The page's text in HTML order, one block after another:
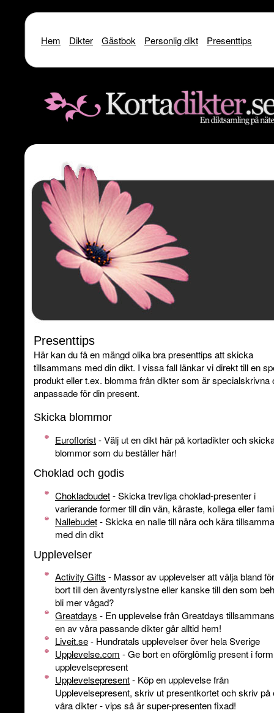
Warning: include() [function.include]: SSL operation failed with code 1. OpenSSL
Warning
Warning
: include(http://www.kortadikter.se/sms/inc.Shoutout.php) [
Warning : include() [ function.include
Presenttips
Här kan du få en mängd olika bra presenttips att skicka
tillsammans med din dikt. I vissa fall länkar vi direkt till en
produkt eller t.ex. blomma från dikter som är specialskrivna
anpassade för din present.
Skicka blommor
Euroflorist- Välj ut en dikt här på kortadikter och
blommor som du beställer här!
Choklad och godis
Chokladbudet- Skicka trevliga choklad-presenter i
varierande former till din vän, käraste, kollega eller
Nallebudet- Skicka en nalle till nära och kära
med din dikt
Upplevelser
Activity Gifts - Massor av upplevelser att välja bland
bort till den äventyrslystne eller kanske till den som
bli mer vågad?
Greatdays - En upplevelse från Greatdays
en av våra passande dikter går alltid hem!
Liveit.se- Hundratals upplevelser över hela Sverige
Upplevelse.com - Ge bort en oförglömlig present i
upplevelsepresent
Upplevelsepresent- Köp en upplevelse från
Upplevelsepresent, skriv ut presentkortet och skriv på
våra dikter - vips så är super-presenten fixad!
Hem Dikter Gästbok Personlig dikt Presenttips